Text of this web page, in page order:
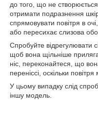
до того, що не
отримати подразнення
спрямовувати повітря в
або пересихає слизова
Спробуйте відрегулювати
щоб вона щільніше
ніс, переконайтеся, що
переніссі, оскільки
У цьому випадку слід
іншу модель.